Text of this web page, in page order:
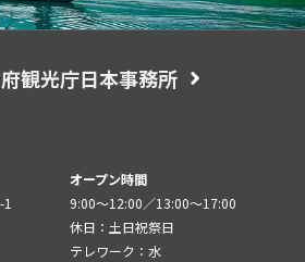
観光庁日本事務所
オープン時間
9:00～12:00／13:00～17:00
休日：土日祝祭日
テレワーク：水